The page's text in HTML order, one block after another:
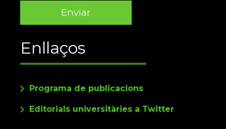
Enllaços
Programa de publicacions
Editorials universitàries a Twitter